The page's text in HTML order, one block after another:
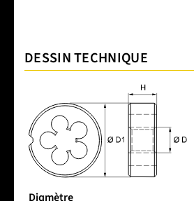
DESSIN TECHNIQUE
Diamètre